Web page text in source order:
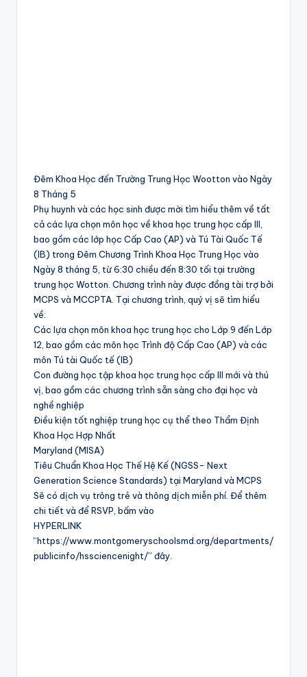
Đêm Khoa Học đến Trường Trung Học Wootton vào Ngày
8 Tháng 5
Phụ huynh và các học sinh được mời tìm hiểu thêm về tất
cả các lựa chọn môn học về khoa học trung học cấp III,
bao gồm các lớp học Cấp Cao (AP) và Tú Tài Quốc Tế
(IB) trong Đêm Chương Trình Khoa Học Trung Học vào
Ngày 8 tháng 5, từ 6:30 chiều đến 8:30 tối tại trường
trung học Wotton. Chương trình này được đồng tài trợ bởi
MCPS và MCCPTA. Tại chương trình, quý vị sẽ tìm hiểu
về:
Các lựa chọn môn khoa học trung học cho Lớp 9 đến Lớp
12, bao gồm các môn học Trình độ Cấp Cao (AP) và các
môn Tú tài Quốc tế (IB)
Con đường học tập khoa học trung học cấp III mới và thú
vị, bao gồm các chương trình sẵn sàng cho đại học và
nghề nghiệp
Điều kiện tốt nghiệp trung học cụ thể theo Thẩm Định
Khoa Học Hợp Nhất
Maryland (MISA)
Tiêu Chuẩn Khoa Học Thế Hệ Kế (NGSS- Next
Generation Science Standards) tại Maryland và MCPS
Sẽ có dịch vụ trông trẻ và thông dịch miễn phí. Để thêm
chi tiết và để RSVP, bấm vào
HYPERLINK
“https://www.montgomeryschoolsmd.org/departments/
publicinfo/hssciencenight/” đây.